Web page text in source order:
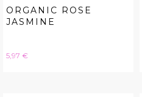
ORGANIC ROSE
JASMINE
Hinta
5,97 €